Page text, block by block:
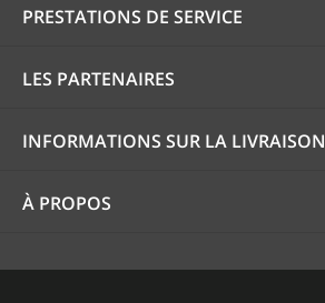
PRESTATIONS DE SERVICE
LES PARTENAIRES
INFORMATIONS SUR LA LIVRAISON
À PROPOS